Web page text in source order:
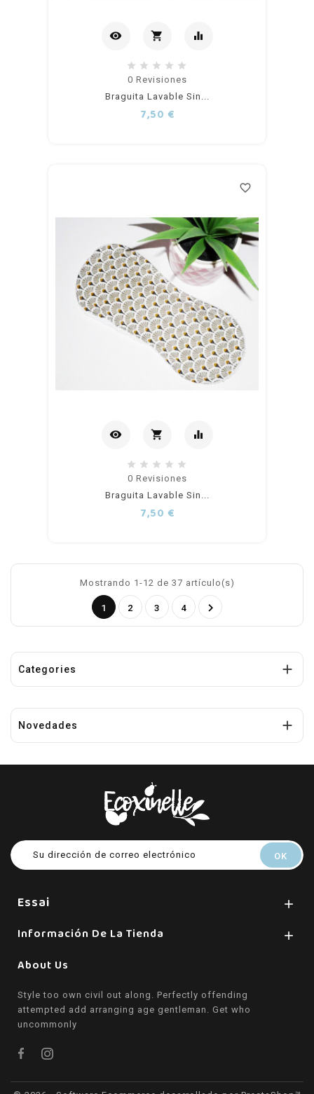
visibility shopping_cart
Añadir
al
equalizer
0 Revisiones
Braguita Lavable Sin...
7,50 €Precio
favorite_border
visibility shopping_cart
Añadir
al
equalizer
0 Revisiones
Braguita Lavable Sin...
7,50 €Precio
Mostrando 1-12 de 37 artículo(s)
1 2 3 4 
Categories 
Novedades 
Essai 
Información De La Tienda 
About Us
Style too own civil out along. Perfectly offending
attempted add arranging age gentleman. Get who
uncommonly